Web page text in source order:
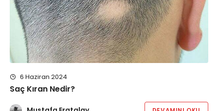
6 Haziran 2024
Saç Kıran Nedir?